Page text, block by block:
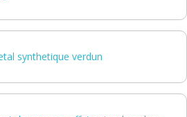
synthetique verdun